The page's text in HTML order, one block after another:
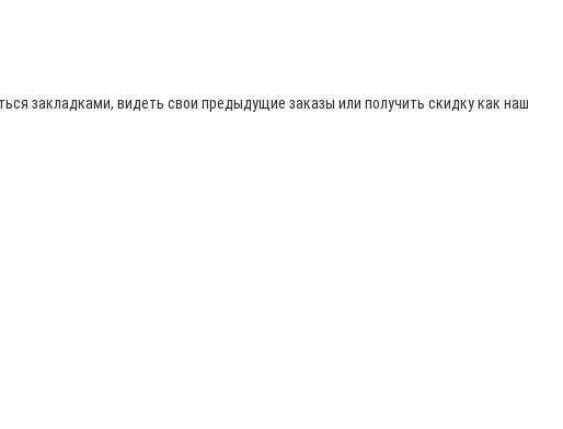
закладками, видеть свои предыдущие заказы или получить скидку как наш